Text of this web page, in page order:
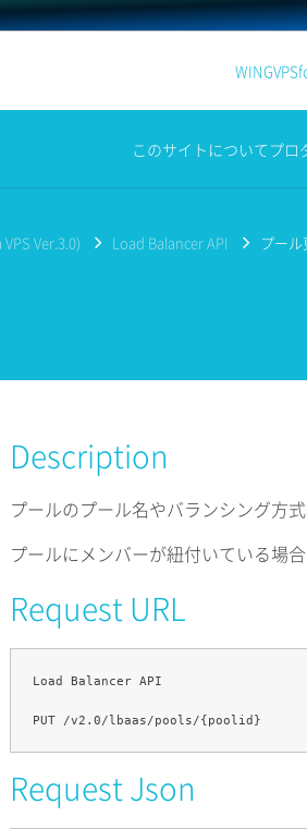
WINGVPS
このサイトについてプロ
Ver.3.0) Load Balancer API プー
Description
プールのプール名やバランシング方
プールにメンバーが紐付いている場
Request URL
Load Balancer API
Request Json